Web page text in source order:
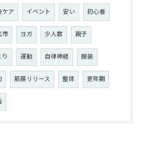
ケア イベント 安い 初心者
市 ヨガ 少人数 親子
運動 自律神経 服装
筋膜リリース 整体 更年期